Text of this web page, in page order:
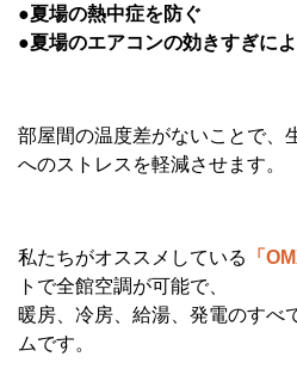
●夏場の熱中症を防ぐ
●夏場のエアコンの効きすぎに
部屋間の温度差がないことで、
へのストレスを軽減させます。
私たちがオススメしている 「
トで全館空調が可能で、
暖房、冷房、給湯、発電のすべ
ムです。